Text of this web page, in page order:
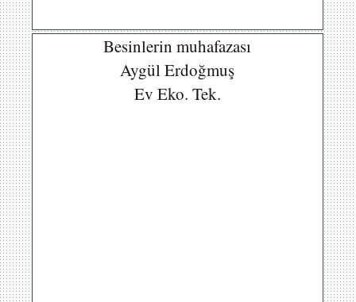
Besinlerin muhafazası
Aygül Erdoğmuş
Ev Eko. Tek.